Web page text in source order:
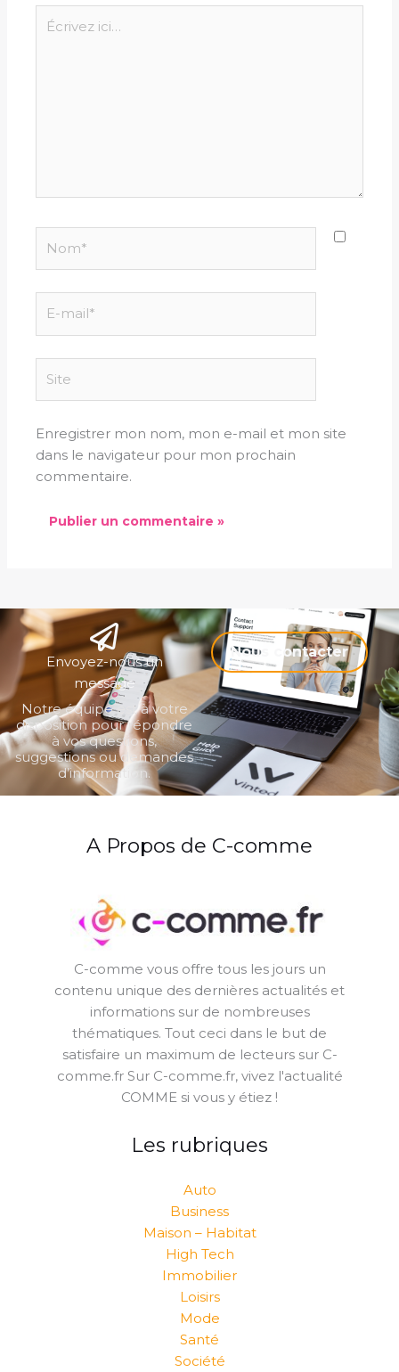
ici…
mail*
Enregistrer mon nom, mon e-mail et mon site
dans le navigateur pour mon prochain
commentaire.
Envoyez-nous un
message
Notre équipe est à votre
disposition pour répondre
à vos questions,
suggestions ou demandes
d’information.
Nous contacter
A Propos de C-comme
C-comme vous offre tous les jours un
contenu unique des dernières actualités et
informations sur de nombreuses
thématiques. Tout ceci dans le but de
satisfaire un maximum de lecteurs sur C-
comme.fr Sur C-comme.fr, vivez l'actualité
COMME si vous y étiez !
Les rubriques
Auto
Business
Maison – Habitat
High Tech
Immobilier
Loisirs
Mode
Santé
Société